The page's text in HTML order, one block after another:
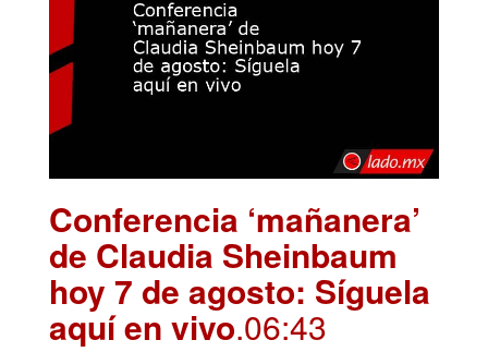
Conferencia ‘mañanera’
de Claudia Sheinbaum
hoy 7 de agosto: Síguela
aquí en vivo.06:43